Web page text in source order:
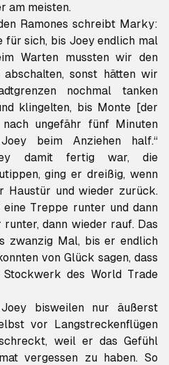
am meisten.
Ramones schreibt Marky:
für sich, bis Joey endlich mal
Warten mussten wir den
sonst hätten wir
nochmal tanken
klingelten, bis Monte [der
ungefähr fünf Minuten
beim Anziehen half.“
damit fertig war, die
ging er dreißig, wenn
Haustür und wieder zurück.
Treppe runter und dann
dann wieder rauf. Das
zwanzig Mal, bis er endlich
von Glück sagen, dass
des World Trade
bisweilen nur äußerst
vor Langstreckenflügen
weil er das Gefühl
vergessen zu haben. So